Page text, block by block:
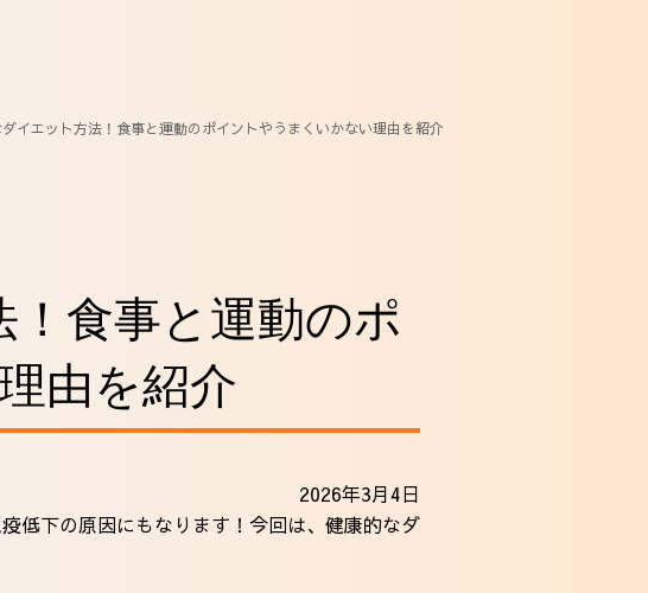
エット方法！食事と運動のポイントやうまくいかない理由を紹介
食事と運動のポ
由を紹介
2026年3月4日
低下の原因にもなります！今回は、健康的なダ